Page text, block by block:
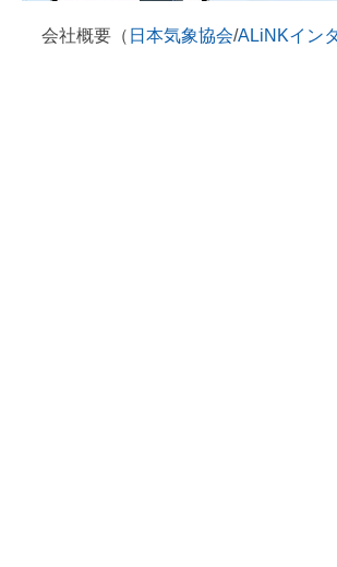
会社概要（ 日本気象協会/ALiNKイン